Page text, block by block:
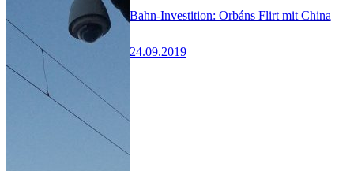
Bahn-Investition: Orbáns Flirt mit China
24.09.2019